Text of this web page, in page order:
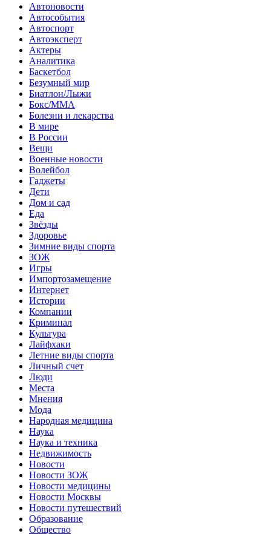
Автоновости
Автособытия
Автоспорт
Автоэксперт
Актеры
Аналитика
Баскетбол
Безумный мир
Биатлон/Лыжи
Бокс/MMA
Болезни и лекарства
В мире
В России
Вещи
Военные новости
Волейбол
Гаджеты
Дети
Дом и сад
Еда
Звёзды
Здоровье
Зимние виды спорта
ЗОЖ
Игры
Импортозамещение
Интернет
Истории
Компании
Криминал
Культура
Лайфхаки
Летние виды спорта
Личный счет
Люди
Места
Мнения
Мода
Народная медицина
Наука
Наука и техника
Недвижимость
Новости
Новости ЗОЖ
Новости медицины
Новости Москвы
Новости путешествий
Образование
Общество